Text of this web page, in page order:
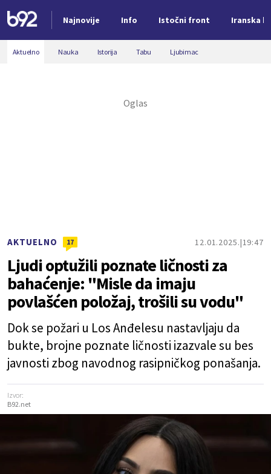
Najnovije Info Istočni front Iranska
Nova vest
Aktuelno Nauka Istorija Tabu Ljubimac
AKTUELNO 17 12.01.2025. 19:47
Ljudi optužili poznate ličnosti za
bahaćenje: "Misle da imaju
povlašćen položaj, trošili su vodu"
Dok se požari u Los Anđelesu nastavljaju da
bukte, brojne poznate ličnosti izazvale su bes
javnosti zbog navodnog rasipničkog ponašanja.
Izvor:
B92.net